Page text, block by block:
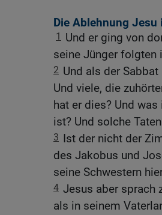
Die Ablehnung Jesu
1
Und er ging von
seine Jünger folgten
2 Und als der
Und viele, die
hat er dies? Und
ist? Und solche
3 Ist der nicht der
des Jakobus und
seine Schwestern
4 Jesus aber sprach
als in seinem